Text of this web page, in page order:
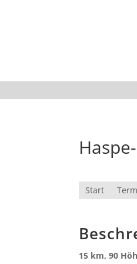
Start
15 km, 90